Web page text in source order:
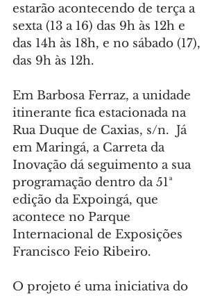
estarão acontecendo de terça a
sexta (13 a 16) das 9h às 12h e
das 14h às 18h, e no sábado (17),
das 9h às 12h.
Em Barbosa Ferraz, a unidade
itinerante fica estacionada na
Rua Duque de Caxias, s/n.  Já
em Maringá, a Carreta da
Inovação dá seguimento a sua
programação dentro da 51ª
edição da Expoingá, que
acontece no Parque
Internacional de Exposições
Francisco Feio Ribeiro.
O projeto é uma iniciativa do